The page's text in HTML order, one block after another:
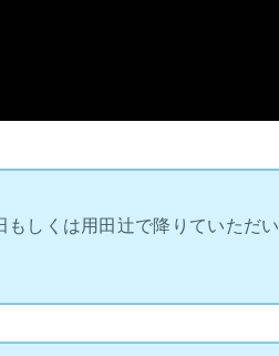
しくは用田辻で降りていただい